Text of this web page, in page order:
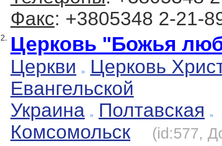
Факс: +3805348 2-21-
2. Церковь "Божья
Церкви
Церковь
Евангельской
Украина
Полтавская
Комсомольск
(id:577,